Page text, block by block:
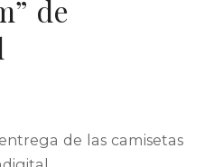
de
de las camisetas